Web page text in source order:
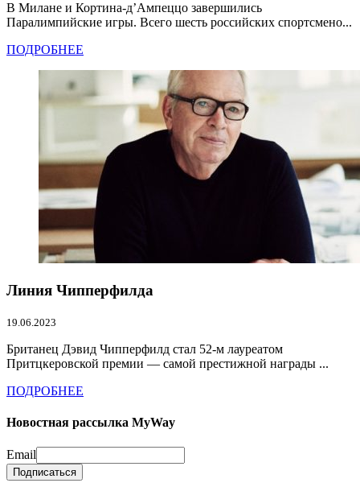
В Милане и Кортина-д’Ампеццо завершились
Паралимпийские игры. Всего шесть российских спортсмено...
ПОДРОБНЕЕ
Линия Чипперфилда
19.06.2023
Британец Дэвид Чипперфилд стал 52-м лауреатом
Притцкеровской премии — самой престижной награды ...
ПОДРОБНЕЕ
Новостная рассылка MyWay
Email